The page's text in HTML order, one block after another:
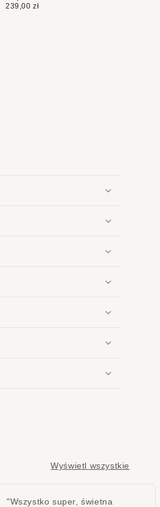
239,00 zł
Wyświetl wszystkie
"Wszystko super, świetna